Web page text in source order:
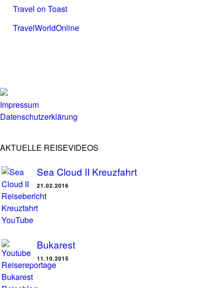
Travel on Toast
TravelWorldOnline
Impressum
Datenschutzerklärung
AKTUELLE REISEVIDEOS
Sea Cloud II Kreuzfahrt
21.02.2016
Bukarest
11.10.2015